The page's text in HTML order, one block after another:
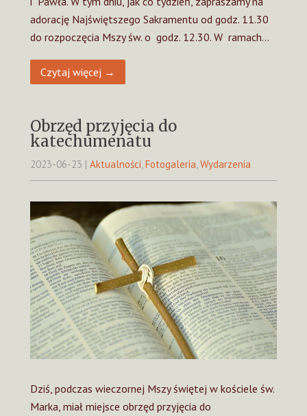
adorację Najświętszego Sakramentu od godz. 11.30
do rozpoczęcia Mszy św. o godz. 12.30. W ramach…
Czytaj więcej →
Obrzęd przyjęcia do
katechumenatu
2023-06-23 | Aktualności Fotogaleria Wydarzenia
Dziś, podczas wieczornej Mszy świętej w kościele św.
Marka, miał miejsce obrzęd przyjęcia do